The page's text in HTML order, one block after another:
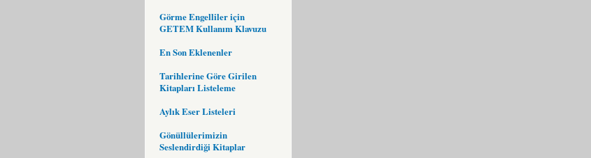
Görme Engelliler için
GETEM Kullanım Klavuzu
En Son Eklenenler
Tarihlerine Göre Girilen
Kitapları Listeleme
Aylık Eser Listeleri
Gönüllülerimizin
Seslendirdiği Kitaplar